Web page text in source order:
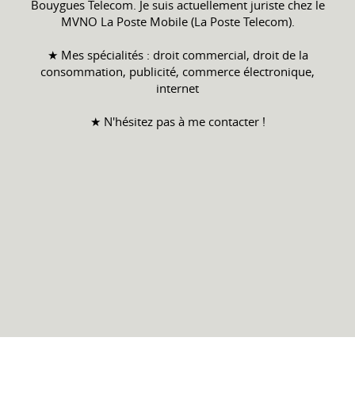
Bouygues Telecom. Je suis actuellement juriste chez le
MVNO La Poste Mobile (La Poste Telecom).
★ Mes spécialités : droit commercial, droit de la
consommation, publicité, commerce électronique,
internet
★ N'hésitez pas à me contacter !